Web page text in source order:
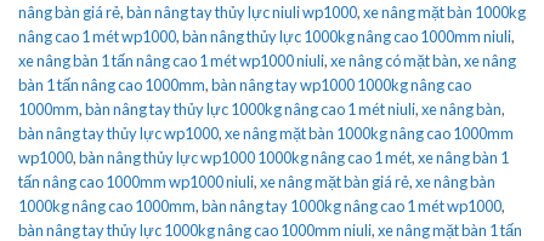
nâng bàn giá rẻ,bàn nâng tay thủy lực niuli wp1000,xe nâng mặt bàn 1000kg
nâng cao 1 mét wp1000,bàn nâng thủy lực 1000kg nâng cao 1000mm niuli,
xe nâng bàn 1 tấn nâng cao 1 mét wp1000 niuli,xe nâng có mặt bàn,xe nâng
bàn 1 tấn nâng cao 1000mm,bàn nâng tay wp1000 1000kg nâng cao
1000mm,bàn nâng tay thủy lực 1000kg nâng cao 1 mét niuli,xe nâng bàn,
bàn nâng tay thủy lực wp1000,xe nâng mặt bàn 1000kg nâng cao 1000mm
wp1000,bàn nâng thủy lực wp1000 1000kg nâng cao 1 mét,xe nâng bàn 1
tấn nâng cao 1000mm wp1000 niuli,xe nâng mặt bàn giá rẻ,xe nâng bàn
1000kg nâng cao 1000mm,bàn nâng tay 1000kg nâng cao 1 mét wp1000,
bàn nâng tay thủy lực 1000kg nâng cao 1000mm niuli,xe nâng mặt bàn 1 tấn